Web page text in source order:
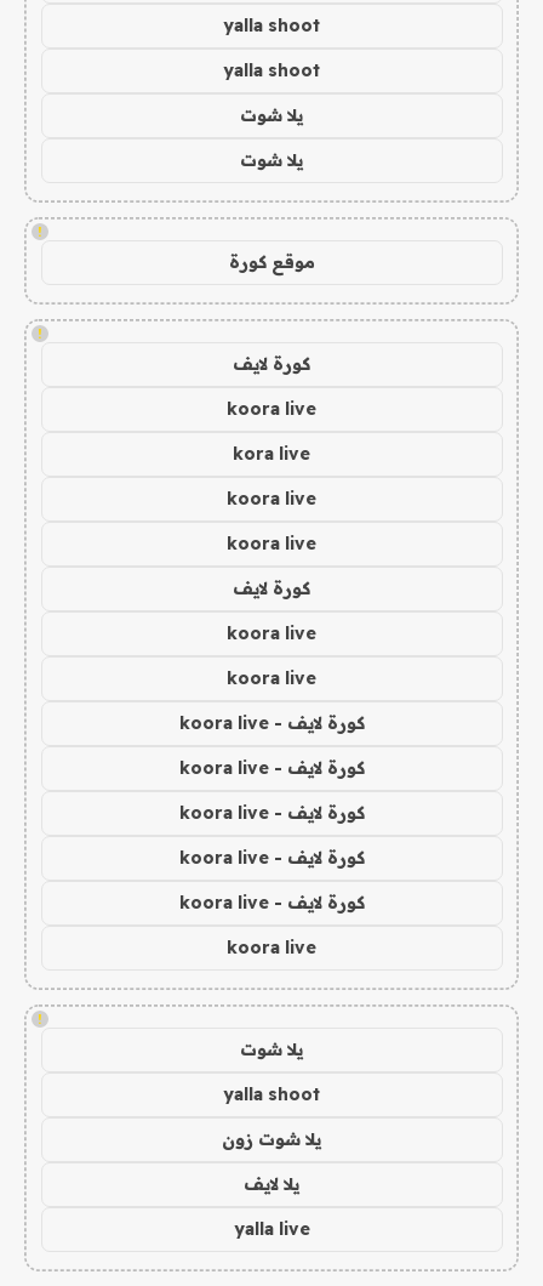
yalla shoot
yalla shoot
يلا شوت
يلا شوت
!
موقع كورة
!
كورة لايف
koora live
kora live
koora live
koora live
كورة لايف
koora live
koora live
كورة لايف - koora live
كورة لايف - koora live
كورة لايف - koora live
كورة لايف - koora live
كورة لايف - koora live
koora live
!
يلا شوت
yalla shoot
يلا شوت زون
يلا لايف
yalla live